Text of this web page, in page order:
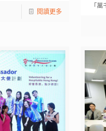
閱讀更多
「